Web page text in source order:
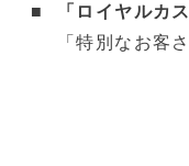
「ロイヤルカ
「特別なお客